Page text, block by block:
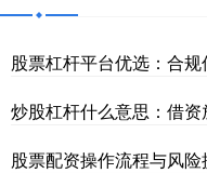
股票杠杆平台优选：合
炒股杠杆什么意思：借资
股票配资操作流程与风